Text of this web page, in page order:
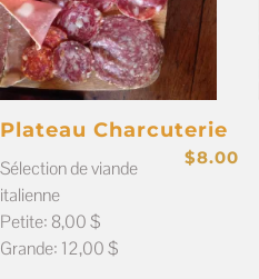
Plateau Charcuterie
$8.00
Sélection de viande
italienne
Petite: 8,00 $
Grande: 12,00 $